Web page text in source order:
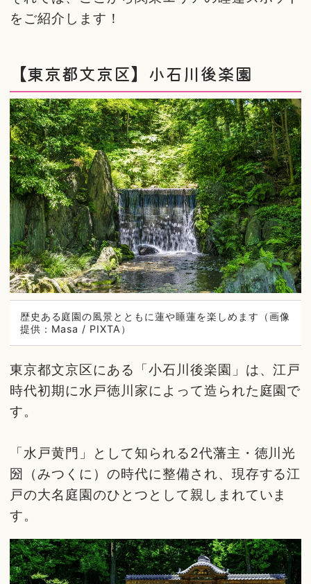
をご紹介します！
【東京都文京区】小石川後楽園
歴史ある庭園の風景とともに蓮や睡蓮を楽しめます（画像
提供：Masa / PIXTA）
東京都文京区にある「小石川後楽園」は、江戸
時代初期に水戸徳川家によって造られた庭園で
す。
「水戸黄門」として知られる2代藩主・徳川光
圀（みつくに）の時代に整備され、現存する江
戸の大名庭園のひとつとして親しまれていま
す。